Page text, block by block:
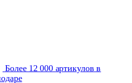
Более 12 000 артикулов в